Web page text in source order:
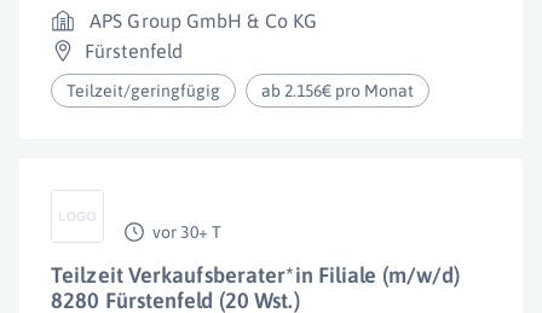
APS Group GmbH & Co KG
Fürstenfeld
Teilzeit/geringfügig ab 2.156€ pro Monat
vor 30+ T
Teilzeit Verkaufsberater*in Filiale (m/w/d)
8280 Fürstenfeld (20 Wst.)